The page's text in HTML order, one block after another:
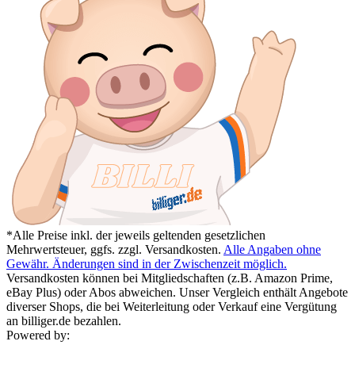
*Alle Preise inkl. der jeweils geltenden gesetzlichen
Mehrwertsteuer, ggfs. zzgl. Versandkosten. Alle Angaben ohne
Gewähr. Änderungen sind in der Zwischenzeit möglich.
Versandkosten können bei Mitgliedschaften (z.B. Amazon Prime,
eBay Plus) oder Abos abweichen. Unser Vergleich enthält Angebote
diverser Shops, die bei Weiterleitung oder Verkauf eine Vergütung
an billiger.de bezahlen.
Powered by: